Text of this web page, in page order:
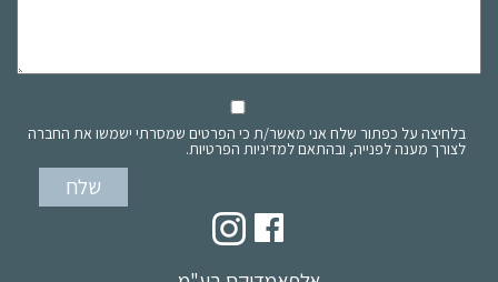
בלחיצה על כפתור שלח אני מאשר/ת כי הפרטים שמסרתי ישמשו את החברה
לצורך מענה לפנייה, ובהתאם למדיניות הפרטיות.